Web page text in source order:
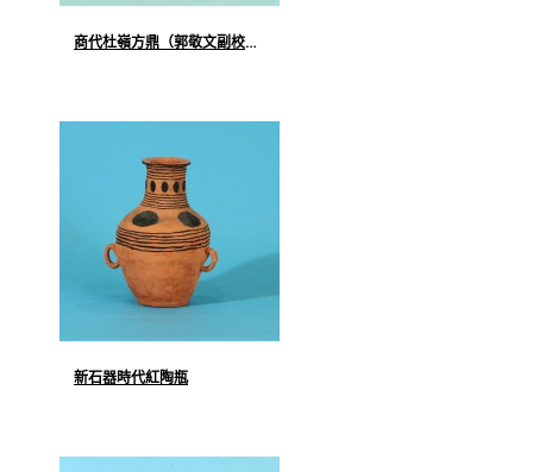
商代杜嶺方鼎（郭敬文副校長捐贈）
新石器時代紅陶瓶